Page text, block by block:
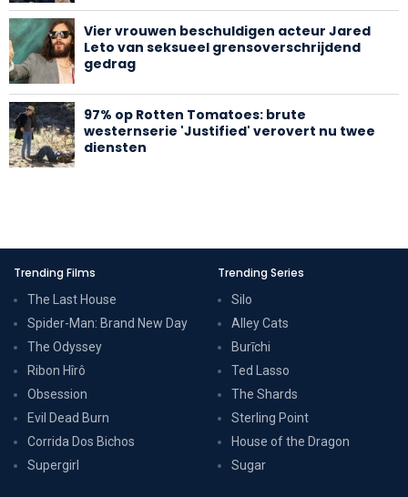
Vier vrouwen beschuldigen acteur Jared
Leto van seksueel grensoverschrijdend
gedrag
97% op Rotten Tomatoes: brute
westernserie 'Justified' verovert nu twee
diensten
Trending Films
The Last House
Spider-Man: Brand New Day
The Odyssey
Ribon Hîrô
Obsession
Evil Dead Burn
Corrida Dos Bichos
Supergirl
Trending Series
Silo
Alley Cats
Burīchi
Ted Lasso
The Shards
Sterling Point
House of the Dragon
Sugar